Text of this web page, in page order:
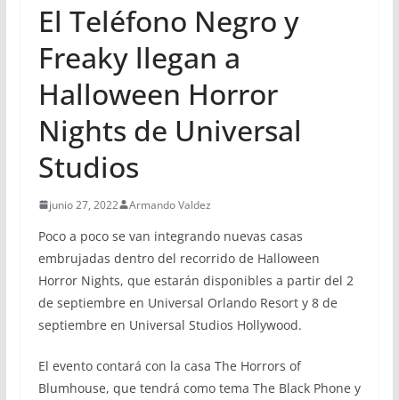
El Teléfono Negro y
Freaky llegan a
Halloween Horror
Nights de Universal
Studios
junio 27, 2022 Armando Valdez
Poco a poco se van integrando nuevas casas
embrujadas dentro del recorrido de Halloween
Horror Nights, que estarán disponibles a partir del 2
de septiembre en Universal Orlando Resort y 8 de
septiembre en Universal Studios Hollywood.
El evento contará con la casa The Horrors of
Blumhouse, que tendrá como tema The Black Phone y